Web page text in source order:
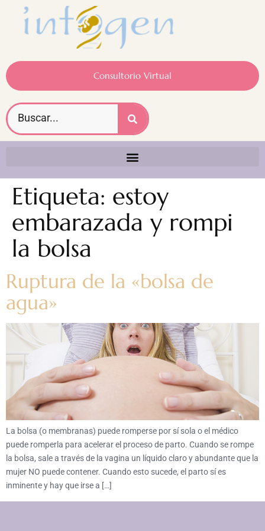
Consultorio Virtual
Etiqueta: estoy
embarazada y rompi
la bolsa
Ruptura de la «bolsa de
agua»
La bolsa (o membranas) puede romperse por sí sola o el médico
puede romperla para acelerar el proceso de parto. Cuando se rompe
la bolsa, sale a través de la vagina un líquido claro y abundante que la
mujer NO puede contener. Cuando esto sucede, el parto sí es
inminente y hay que irse a […]